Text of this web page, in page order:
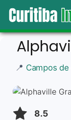
📍 Campos
8.5